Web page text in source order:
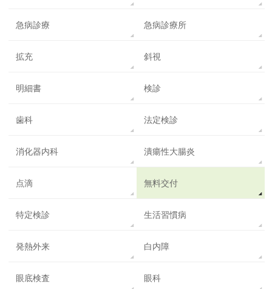
急病診療 急病診療所
拡充 斜視
明細書 検診
歯科 法定検診
消化器内科 潰瘍性大腸炎
点滴 無料交付
特定検診 生活習慣病
発熱外来 白内障
眼底検査 眼科